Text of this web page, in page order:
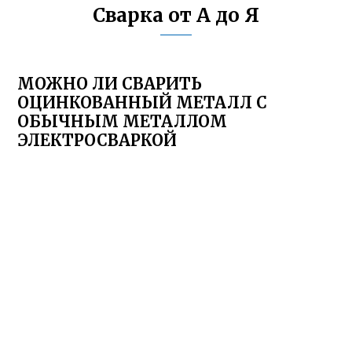
Сварка от А до Я
МОЖНО ЛИ СВАРИТЬ
ОЦИНКОВАННЫЙ МЕТАЛЛ С
ОБЫЧНЫМ МЕТАЛЛОМ
ЭЛЕКТРОСВАРКОЙ